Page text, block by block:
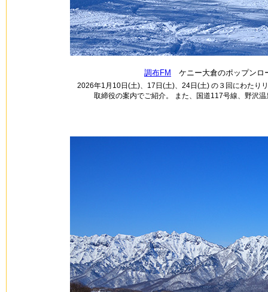
調布FM ケニー大倉のポップンロ
2026年1月10日(土)、17日(土)、24日(土) の３回にわたり
取締役の案内でご紹介。 また、国道117号線、野沢